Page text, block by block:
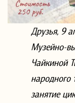
Друзья, 9
Музейно-
Чайкиной
народного
занятие